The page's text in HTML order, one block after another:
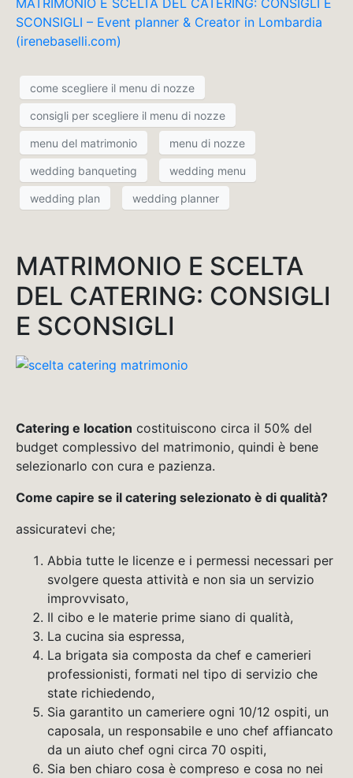
MATRIMONIO E SCELTA DEL CATERING: CONSIGLI E
SCONSIGLI – Event planner & Creator in Lombardia
(irenebaselli.com)
come scegliere il menu di nozze
consigli per scegliere il menu di nozze
menu del matrimonio menu di nozze
wedding banqueting wedding menu
wedding plan wedding planner
MATRIMONIO E SCELTA
DEL CATERING: CONSIGLI
E SCONSIGLI
Catering e location costituiscono circa il 50% del
budget complessivo del matrimonio, quindi è bene
selezionarlo con cura e pazienza.
Come capire se il catering selezionato è di qualità?
assicuratevi che;
Abbia tutte le licenze e i permessi necessari per
svolgere questa attività e non sia un servizio
improvvisato,
Il cibo e le materie prime siano di qualità,
La cucina sia espressa,
La brigata sia composta da chef e camerieri
professionisti, formati nel tipo di servizio che
state richiedendo,
Sia garantito un cameriere ogni 10/12 ospiti, un
caposala, un responsabile e uno chef affiancato
da un aiuto chef ogni circa 70 ospiti,
Sia ben chiaro cosa è compreso e cosa no nei